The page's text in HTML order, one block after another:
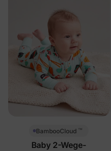
BambooCloud ™
Baby 2-Wege-